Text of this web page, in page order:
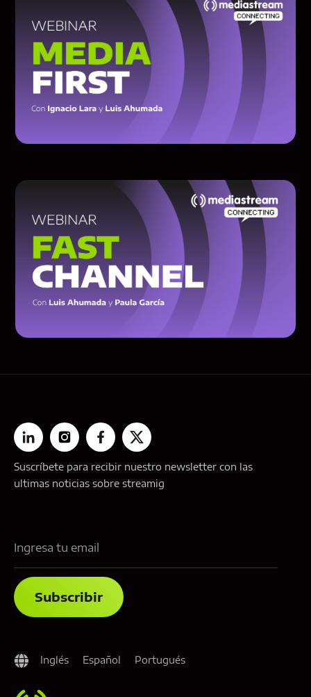
Suscríbete para recibir nuestro newsletter con las
ultimas noticias sobre streamig
Inglés Español Portugués